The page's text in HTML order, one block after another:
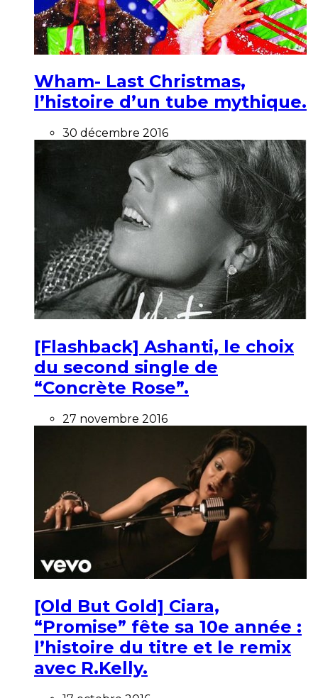
Wham- Last Christmas,
l’histoire d’un tube mythique.
30 décembre 2016
[Flashback] Ashanti, le choix
du second single de
“Concrète Rose”.
27 novembre 2016
[Old But Gold] Ciara,
“Promise” fête sa 10e année :
l’histoire du titre et le remix
avec R.Kelly.